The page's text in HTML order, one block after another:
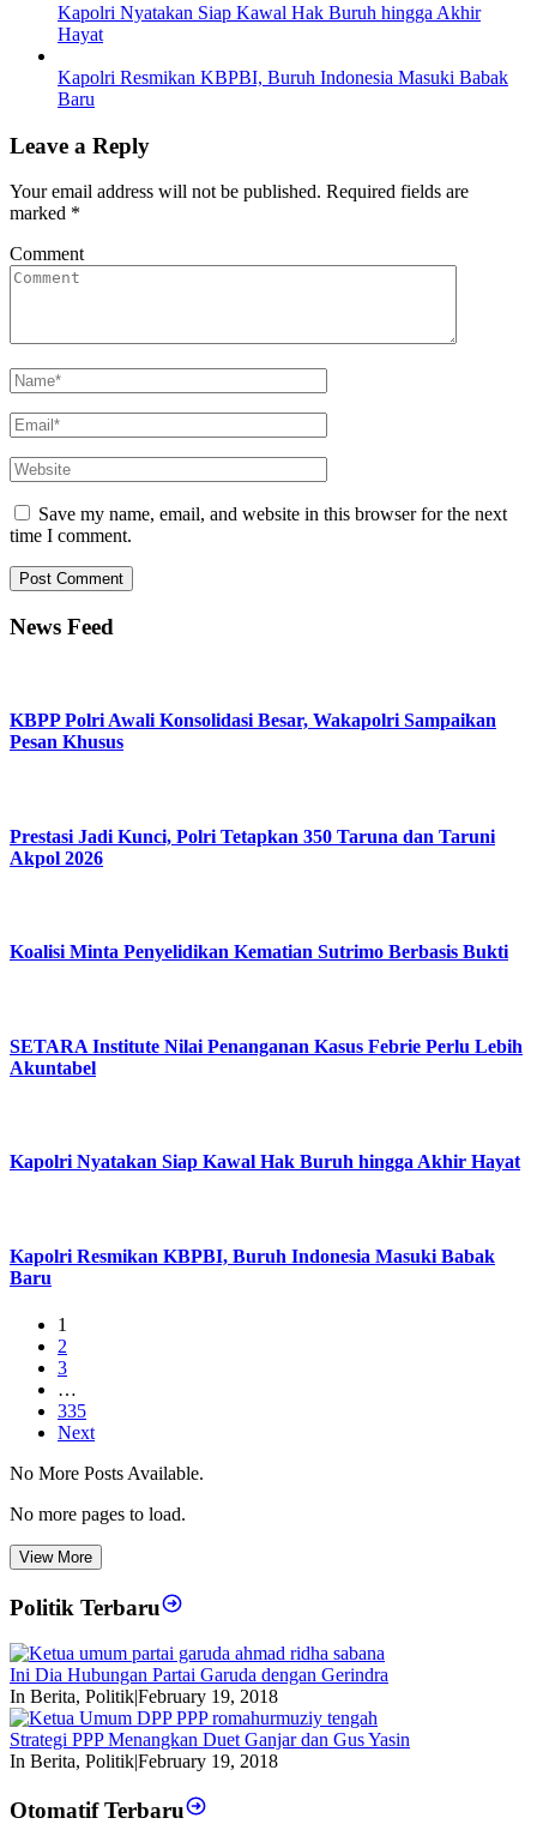
Kapolri Nyatakan Siap Kawal Hak Buruh hingga Akhir
Hayat
Kapolri Resmikan KBPBI, Buruh Indonesia Masuki Babak
Baru
Leave a Reply
Your email address will not be published. Required fields are
marked *
Comment
Save my name, email, and website in this browser for the next
time I comment.
News Feed
KBPP Polri Awali Konsolidasi Besar, Wakapolri Sampaikan
Pesan Khusus
Prestasi Jadi Kunci, Polri Tetapkan 350 Taruna dan Taruni
Akpol 2026
Koalisi Minta Penyelidikan Kematian Sutrimo Berbasis Bukti
SETARA Institute Nilai Penanganan Kasus Febrie Perlu Lebih
Akuntabel
Kapolri Nyatakan Siap Kawal Hak Buruh hingga Akhir Hayat
Kapolri Resmikan KBPBI, Buruh Indonesia Masuki Babak
Baru
1
2
3
…
335
Next
No More Posts Available.
No more pages to load.
View More
Politik Terbaru
Ini Dia Hubungan Partai Garuda dengan Gerindra
In Berita, Politik|February 19, 2018
Strategi PPP Menangkan Duet Ganjar dan Gus Yasin
In Berita, Politik|February 19, 2018
Otomatif Terbaru